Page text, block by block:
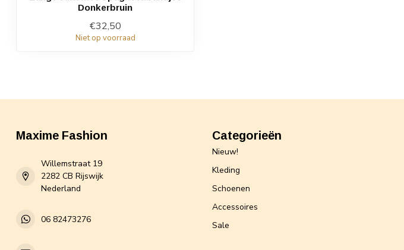
Donkerbruin
€32,50
Niet op voorraad
Maxime Fashion
Willemstraat 19
2282 CB Rijswijk
Nederland
06 82473276
Categorieën
Nieuw!
Kleding
Schoenen
Accessoires
Sale